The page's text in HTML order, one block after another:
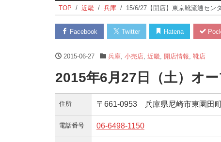
TOP 近畿 兵庫 15/6/27【開店】東京靴流通セン
Facebook Twitter Hatena
2015-06-27 兵庫, 小売店, 近畿, 開店情報 靴店
2015年6月27日（土）オ
住所 〒661-0953 兵庫県尼崎市東園田
電話番号 06-6498-1150